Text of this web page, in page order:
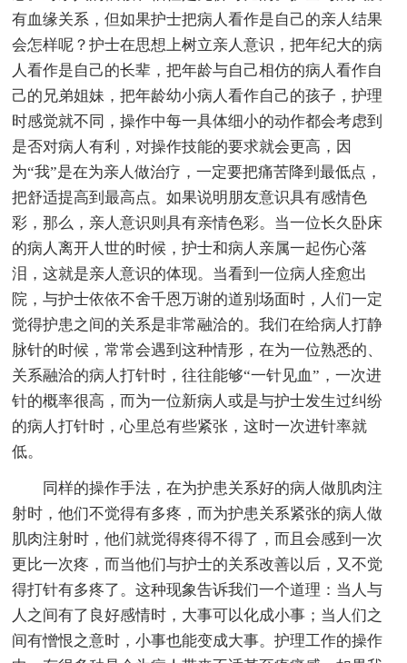
有血缘关系，但如果护士把病人看作是自己的亲人结果
会怎样呢？护士在思想上树立亲人意识，把年纪大的病
人看作是自己的长辈，把年龄与自己相仿的病人看作自
己的兄弟姐妹，把年龄幼小病人看作自己的孩子，护理
时感觉就不同，操作中每一具体细小的动作都会考虑到
是否对病人有利，对操作技能的要求就会更高，因
为“我”是在为亲人做治疗，一定要把痛苦降到最低点，
把舒适提高到最高点。如果说明朋友意识具有感情色
彩，那么，亲人意识则具有亲情色彩。当一位长久卧床
的病人离开人世的时候，护士和病人亲属一起伤心落
泪，这就是亲人意识的体现。当看到一位病人痊愈出
院，与护士依依不舍千恩万谢的道别场面时，人们一定
觉得护患之间的关系是非常融洽的。我们在给病人打静
脉针的时候，常常会遇到这种情形，在为一位熟悉的、
关系融洽的病人打针时，往往能够“一针见血”，一次进
针的概率很高，而为一位新病人或是与护士发生过纠纷
的病人打针时，心里总有些紧张，这时一次进针率就
低。
同样的操作手法，在为护患关系好的病人做肌肉注
射时，他们不觉得有多疼，而为护患关系紧张的病人做
肌肉注射时，他们就觉得疼得不得了，而且会感到一次
更比一次疼，而当他们与护士的关系改善以后，又不觉
得打针有多疼了。这种现象告诉我们一个道理：当人与
人之间有了良好感情时，大事可以化成小事；当人们之
间有憎恨之意时，小事也能变成大事。护理工作的操作